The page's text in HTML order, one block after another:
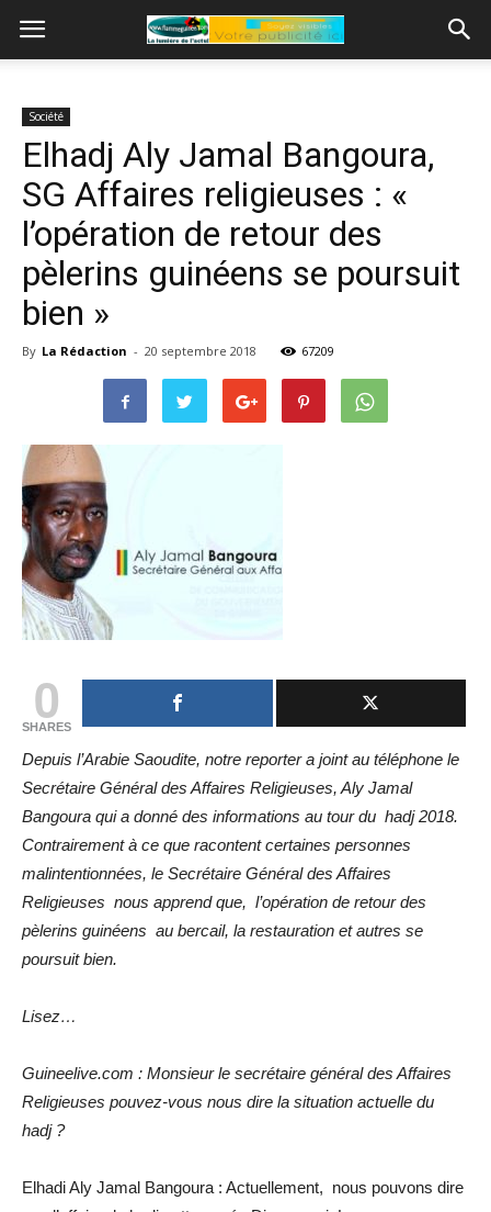
Société
Elhadj Aly Jamal Bangoura,
SG Affaires religieuses : «
l’opération de retour des
pèlerins guinéens se poursuit
bien »
By La Rédaction - 20 septembre 2018 67209
0
SHARES
Depuis l’Arabie Saoudite, notre reporter a joint au téléphone le
Secrétaire Général des Affaires Religieuses, Aly Jamal
Bangoura qui a donné des informations au tour du hadj 2018.
Contrairement à ce que racontent certaines personnes
malintentionnées, le Secrétaire Général des Affaires
Religieuses nous apprend que, l’opération de retour des
pèlerins guinéens au bercail, la restauration et autres se
poursuit bien.
Lisez…
Guineelive.com : Monsieur le secrétaire général des Affaires
Religieuses pouvez-vous nous dire la situation actuelle du
hadj ?
Elhadi Aly Jamal Bangoura : Actuellement, nous pouvons dire